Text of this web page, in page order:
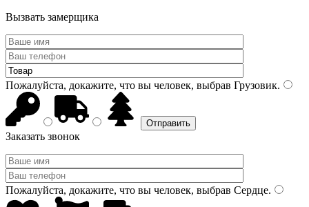
Вызвать замерщика
Пожалуйста, докажите, что вы человек, выбрав Грузовик.
Заказать звонок
Пожалуйста, докажите, что вы человек, выбрав Сердце.